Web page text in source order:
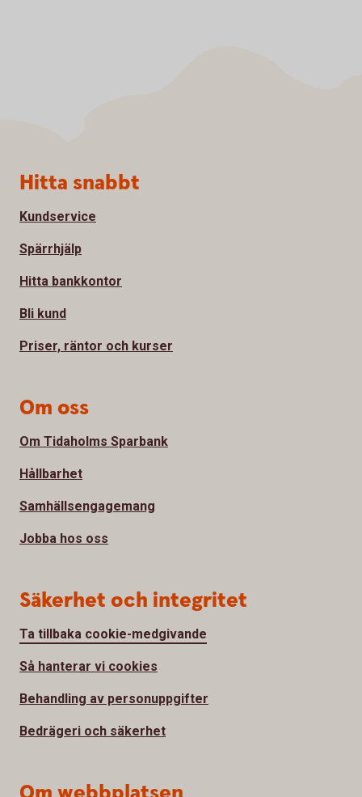
Sidfot
Hitta snabbt
Kundservice
Spärrhjälp
Hitta bankkontor
Bli kund
Priser, räntor och kurser
Om oss
Om Tidaholms Sparbank
Hållbarhet
Samhällsengagemang
Jobba hos oss
Säkerhet och integritet
Ta tillbaka cookie-medgivande
Så hanterar vi cookies
Behandling av personuppgifter
Bedrägeri och säkerhet